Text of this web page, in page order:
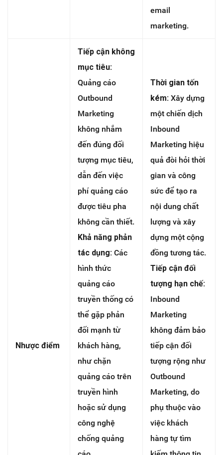
email
marketing.
Nhược điểm
Tiếp cận không
mục tiêu:
Quảng cáo
Outbound
Marketing
không nhắm
đến đúng đối
tượng mục tiêu,
dẫn đến việc
phí quảng cáo
được tiêu pha
không cần thiết.
Khả năng phản
tác dụng: Các
hình thức
quảng cáo
truyền thống có
thể gặp phản
đối mạnh từ
khách hàng,
như chặn
quảng cáo trên
truyền hình
hoặc sử dụng
công nghệ
chống quảng
Thời gian tốn
kém: Xây dựng
một chiến dịch
Inbound
Marketing hiệu
quả đòi hỏi thời
gian và công
sức để tạo ra
nội dung chất
lượng và xây
dựng một cộng
đồng tương tác.
Tiếp cận đối
tượng hạn chế:
Inbound
Marketing
không đảm bảo
tiếp cận đối
tượng rộng như
Outbound
Marketing, do
phụ thuộc vào
việc khách
hàng tự tìm